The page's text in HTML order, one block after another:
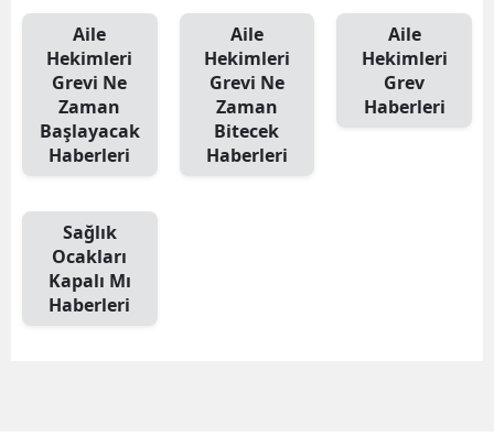
Aile
Hekimleri
Grevi Ne
Zaman
Başlayacak
Haberleri
Aile
Hekimleri
Grevi Ne
Zaman
Bitecek
Haberleri
Aile
Hekimleri
Grev
Haberleri
Sağlık
Ocakları
Kapalı Mı
Haberleri